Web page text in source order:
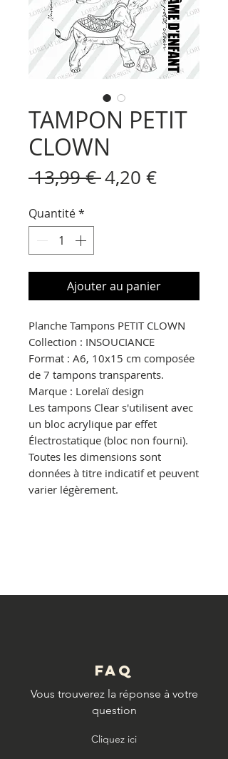
TAMPON PETIT
CLOWN
13,99 € Prix
4,20 €Prix
Quantité*
Ajouter au panier
Planche Tampons PETIT CLOWN
Collection : INSOUCIANCE
Format : A6, 10x15 cm composée
de 7 tampons transparents.
Marque : Lorelaï design
Les tampons Clear s'utilisent avec
un bloc acrylique par effet
Électrostatique (bloc non fourni).
Toutes les dimensions sont
données à titre indicatif et peuvent
varier légèrement.
FAQ
Vous trouverez la réponse à votre
question
Cliquez ici